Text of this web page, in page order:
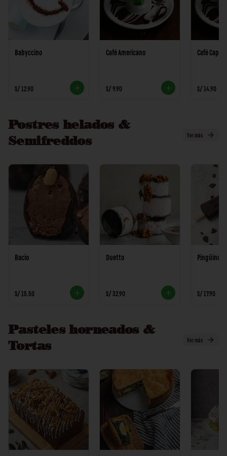
Babyccino
S/ 12.90
Café Americano
S/ 9.90
Café
S/ 14.90
Postres helados &
Semifreddos
Ver más
Bacio
S/ 15.50
Duetto
S/ 32.90
Pingüino
S/ 17.90
Pasteles horneados &
Tortas
Ver más